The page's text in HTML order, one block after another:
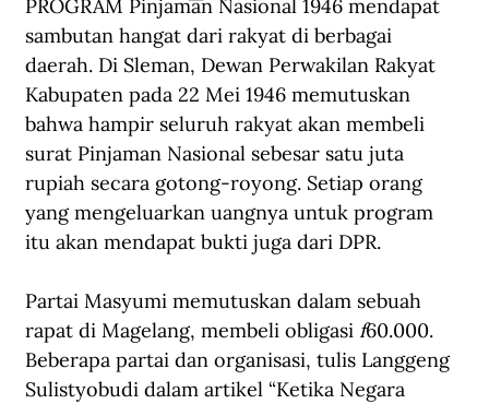
PROGRAM Pinjaman Nasional 1946 mendapat
sambutan hangat dari rakyat di berbagai
daerah. Di Sleman, Dewan Perwakilan Rakyat
Kabupaten pada 22 Mei 1946 memutuskan
bahwa hampir seluruh rakyat akan membeli
surat Pinjaman Nasional sebesar satu juta
rupiah secara gotong-royong. Setiap orang
yang mengeluarkan uangnya untuk program
itu akan mendapat bukti juga dari DPR.
Partai Masyumi memutuskan dalam sebuah
rapat di Magelang, membeli obligasi f60.000.
Beberapa partai dan organisasi, tulis Langgeng
Sulistyobudi dalam artikel “Ketika Negara